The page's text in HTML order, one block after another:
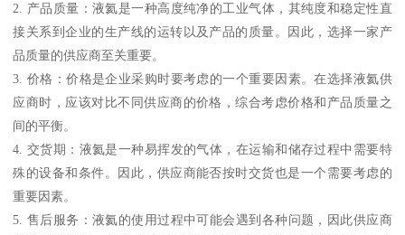
2. 产品质量：液氦是一种高度纯净的工业气体，其纯度和稳定性直
接关系到企业的生产线的运转以及产品的质量。因此，选择一家产
品质量的供应商至关重要。
3. 价格：价格是企业采购时要考虑的一个重要因素。在选择液氦供
应商时，应该对比不同供应商的价格，综合考虑价格和产品质量之
间的平衡。
4. 交货期：液氦是一种易挥发的气体，在运输和储存过程中需要特
殊的设备和条件。因此，供应商能否按时交货也是一个需要考虑的
重要因素。
5. 售后服务：液氦的使用过程中可能会遇到各种问题，因此供应商